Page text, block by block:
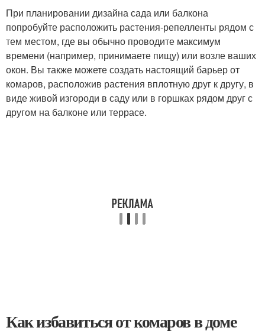
При планировании дизайна сада или балкона
попробуйте расположить растения-репелленты рядом с
тем местом, где вы обычно проводите максимум
времени (например, принимаете пищу) или возле ваших
окон. Вы также можете создать настоящий барьер от
комаров, расположив растения вплотную друг к другу, в
виде живой изгороди в саду или в горшках рядом друг с
другом на балконе или террасе.
Как избавиться от комаров в доме